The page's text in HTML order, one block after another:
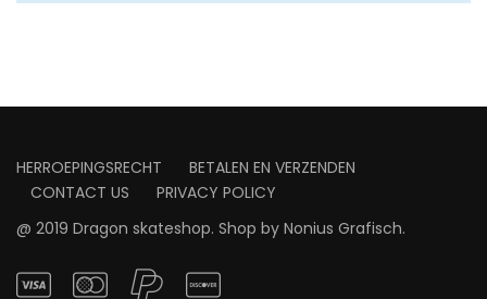
HERROEPINGSRECHT
BETALEN EN VERZENDEN
CONTACT US
PRIVACY POLICY
@ 2019 Dragon skateshop. Shop by Nonius Grafisch.